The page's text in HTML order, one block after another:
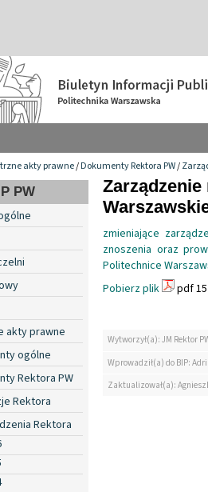
akty prawne/Dokumenty Rektora PW/
PW
akty prawne
ogólne
Rektora PW
Rektora
Rektora
zmieniające
znoszenia oraz
Politechnice
Pobierz plik
pdf
Wytworzył(a): JM Rektor
Wprowadził(a) do BIP:
Zaktualizował(a):